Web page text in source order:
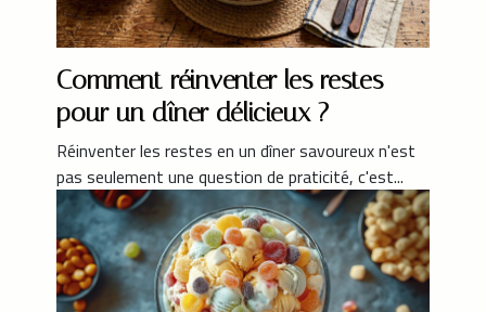
Comment réinventer les restes
pour un dîner délicieux ?
Réinventer les restes en un dîner savoureux n'est
pas seulement une question de praticité, c'est...